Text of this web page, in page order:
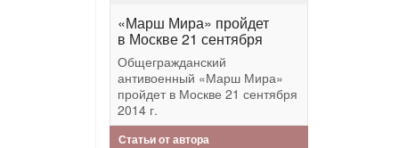
«Марш Мира» пройдет
в Москве 21 сентября
Общегражданский
антивоенный «Марш Мира»
пройдет в Москве 21 сентября
2014 г.
Статьи от автора